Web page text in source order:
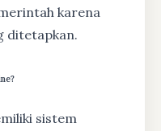
karena
ditetapkan.
sistem